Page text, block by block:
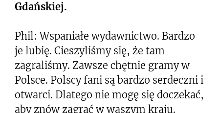
Gdańskiej.
Phil: Wspaniałe wydawnictwo. Bardzo
je lubię. Cieszyliśmy się, że tam
zagraliśmy. Zawsze chętnie gramy w
Polsce. Polscy fani są bardzo serdeczni i
otwarci. Dlatego nie mogę się doczekać,
aby znów zagrać w waszym kraju.